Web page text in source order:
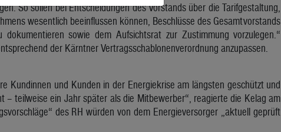
So sollen bei Entscheidungen des Vorstands über die Tarifgestaltung,
wesentlich beeinflussen können, Beschlüsse des Gesamtvorstands
sowie dem Aufsichtsrat zur Zustimmung vorzulegen.“
der Kärntner Vertragsschablonenverordnung anzupassen.
Kundinnen und Kunden in der Energiekrise am längsten geschützt und
– teilweise ein Jahr später als die Mitbewerber“, reagierte die Kelag am
des RH würden von dem Energieversorger „aktuell geprüft